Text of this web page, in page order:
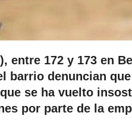
entre 172 y 173 en
barrio denuncian
se ha vuelto
por parte de la